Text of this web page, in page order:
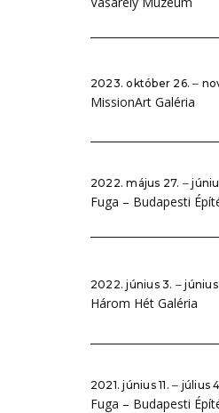
2023. október 26. ‒
MissionArt Galéria
2022. május 27. ‒
Fuga – Budapesti
2022. június 3. ‒ június
Három Hét Galéria
2021. június 11. ‒ július
Fuga – Budapesti